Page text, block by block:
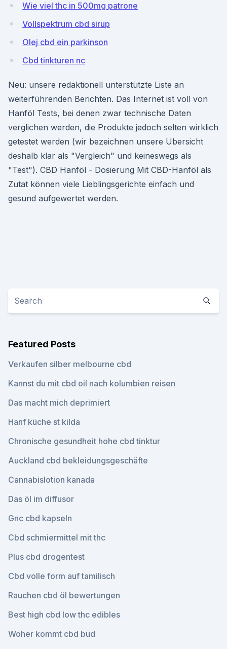
Wie viel thc in 500mg patrone
Vollspektrum cbd sirup
Olej cbd ein parkinson
Cbd tinkturen nc
Neu: unsere redaktionell unterstützte Liste an
weiterführenden Berichten. Das Internet ist voll von
Hanföl Tests, bei denen zwar technische Daten
verglichen werden, die Produkte jedoch selten wirklich
getestet werden (wir bezeichnen unsere Übersicht
deshalb klar als "Vergleich" und keineswegs als
"Test"). CBD Hanföl - Dosierung Mit CBD-Hanföl als
Zutat können viele Lieblingsgerichte einfach und
gesund aufgewertet werden.
Featured Posts
Verkaufen silber melbourne cbd
Kannst du mit cbd oil nach kolumbien reisen
Das macht mich deprimiert
Hanf küche st kilda
Chronische gesundheit hohe cbd tinktur
Auckland cbd bekleidungsgeschäfte
Cannabislotion kanada
Das öl im diffusor
Gnc cbd kapseln
Cbd schmiermittel mit thc
Plus cbd drogentest
Cbd volle form auf tamilisch
Rauchen cbd öl bewertungen
Best high cbd low thc edibles
Woher kommt cbd bud